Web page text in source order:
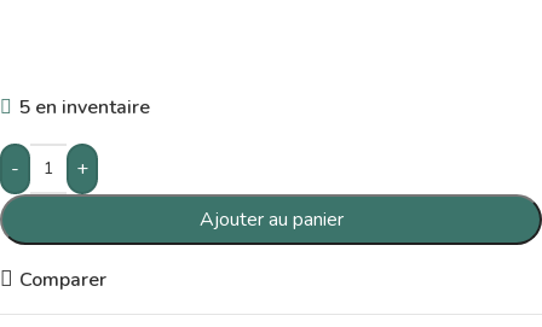
5 en inventaire
-
+
Ajouter au panier
Comparer